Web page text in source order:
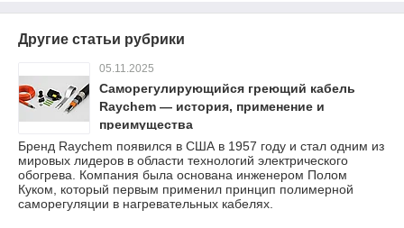
Другие статьи рубрики
05.11.2025
Саморегулирующийся греющий кабель
Raychem — история, применение и
преимущества
Бренд Raychem появился в США в 1957 году и стал одним из
мировых лидеров в области технологий электрического
обогрева. Компания была основана инженером Полом
Куком, который первым применил принцип полимерной
саморегуляции в нагревательных кабелях.